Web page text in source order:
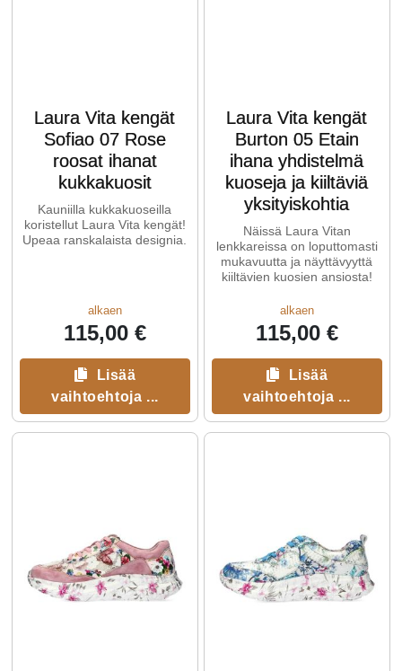
Laura Vita kengät
Sofiao 07 Rose
roosat ihanat
kukkakuosit
Kauniilla kukkakuoseilla
koristellut Laura Vita kengät!
Upeaa ranskalaista designia.
alkaen
115,00 €
Lisää
vaihtoehtoja ...
Laura Vita kengät
Burton 05 Etain
ihana yhdistelmä
kuoseja ja kiiltäviä
yksityiskohtia
Näissä Laura Vitan
lenkkareissa on loputtomasti
mukavuutta ja näyttävyyttä
kiiltävien kuosien ansiosta!
alkaen
115,00 €
Lisää
vaihtoehtoja ...